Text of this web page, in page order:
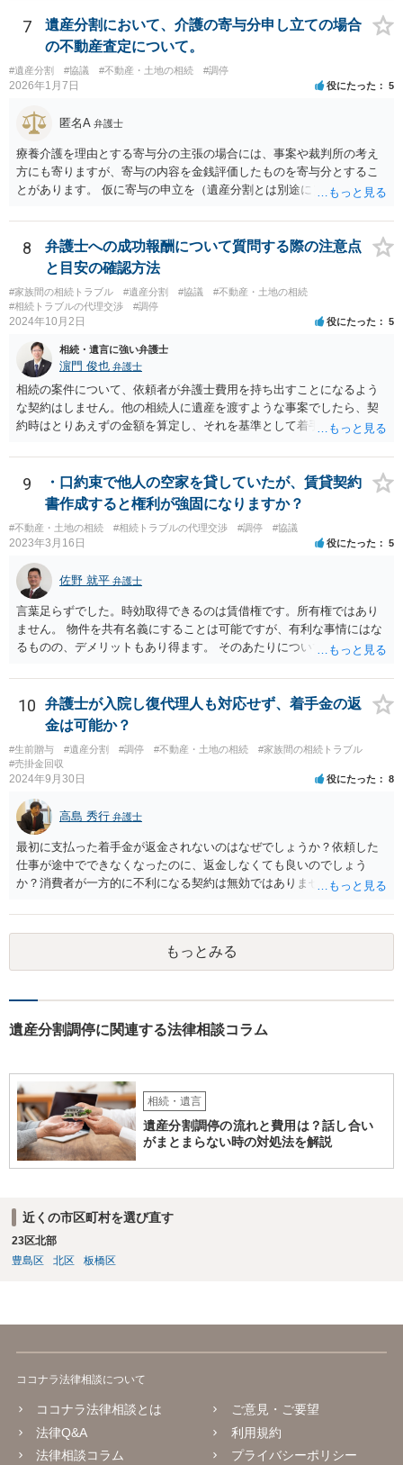
7
遺産分割において、介護の寄与分申し立ての場合
の不動産査定について。
#遺産分割 #協議 #不動産・土地の相続 #調停
2026年1月7日 役にたった 5
匿名A 弁護士
療養介護を理由とする寄与分の主張の場合には、事案や裁判所の考え
方にも寄りますが、寄与の内容を金銭評価したものを寄与分とするこ
とがあります。 仮に寄与の申立を（遺産分割とは別途に）して、その
価）は不要ということもあります。 ただ、前提として、遺産分割はし
なければならないでしょうから、現実的にはいずれにせよ不動産評価
は必要でしょう。
8
弁護士への成功報酬について質問する際の注意点
と目安の確認方法
#家族間の相続トラブル #遺産分割 #協議
#不動産・土地の相続
#相続トラブルの代理交渉
#調停
2024年10月2日 役にたった 5
相続・遺言に強い弁護士
濵門 俊也 弁護士
相続の案件について、依頼者が弁護士費用を持ち出すことになるよう
な契約はしません。他の相続人に遺産を渡すような事案でしたら、契
約時はとりあえずの金額を算定し、それを基準として着手金を設定
あり得ます。 今後の見通しを言わないで契約はできないです。依頼者
が納得できる説明を受けるべきです。
9
・口約束で他人の空家を貸していたが、賃貸契約
書作成すると権利が強固になりますか？
#不動産・土地の相続 #相続トラブルの代理交渉 #調停 #協議
2023年3月16日 役にたった 5
佐野 就平 弁護士
言葉足らずでした。時効取得できるのは賃借権です。所有権ではあり
ません。 物件を共有名義にすることは可能ですが、有利な事情にはな
るものの、デメリットもあり得ます。 そのあたりについては、お近く
10
弁護士が入院し復代理人も対応せず、着手金の返
金は可能か？
#生前贈与 #遺産分割 #調停 #不動産・土地の相続
#家族間の相続トラブル
#売掛金回収
2024年9月30日 役にたった 8
高島 秀行 弁護士
最初に支払った着手金が返金されないのはなぜでしょうか？依頼した
仕事が途中でできなくなったのに、返金しなくても良いのでしょう
か？消費者が一方的に不利になる契約は無効ではありませんか？
務があると思います。 倒れた弁護士が所属する弁護士会に相談さ
れた方がよいと思います。 倒れた弁護士は脳梗塞で倒れたようで
すが、 判断能力があり、復代理を倒れた弁護士の判断で復代理を
選任したのか 即ち、復代理人の選任は有効なのかという問題もあ
もっとみる
遺産分割調停に関連する法律相談コラム
相続・遺言
遺産分割調停の流れと費用は？話し合い
がまとまらない時の対処法を解説
近くの市区町村を選び直す
23区北部
豊島区
北区 板橋区
ココナラ法律相談について
ココナラ法律相談とは
法律Q&A
法律相談コラム
ご意見・ご要望
利用規約
プライバシーポリシー